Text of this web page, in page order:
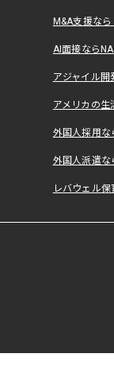
M&A支援な
AI面接なら
アジャイル
アメリカの
外国人採用
外国人派遣な
レバウェル